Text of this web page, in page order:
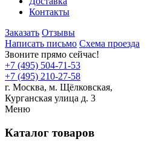
Контакты
Заказать Отзывы
Написать письмо Схема проезда
Звоните прямо сейчас!
+7 (495) 504-71-53
+7 (495) 210-27-58
г. Москва, м. Щёлковская,
Курганская улица д. 3
Меню
Каталог товаров